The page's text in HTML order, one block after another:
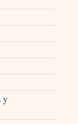
y